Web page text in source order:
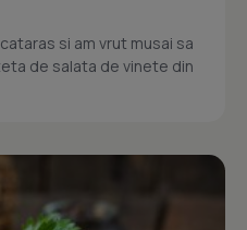
si am vrut musai sa
de salata de vinete din